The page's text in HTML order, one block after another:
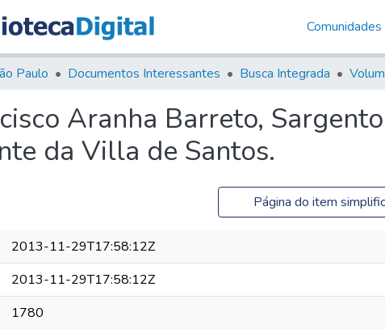
Paulo Documentos Interessantes Busca Integrada
Aranha Barreto,
da Villa de Santos.
Página do item
2013-11-29T17:58:12Z
2013-11-29T17:58:12Z
1780